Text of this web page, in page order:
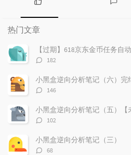
热
门
文
章
论
热门文章
【过期】618京东金币任务自
评
数：
182
小黑盒逆向分析笔记（六）完
评
数：
146
小黑盒逆向分析笔记（五）【
评
数：
102
小黑盒逆向分析笔记（三）
评
68